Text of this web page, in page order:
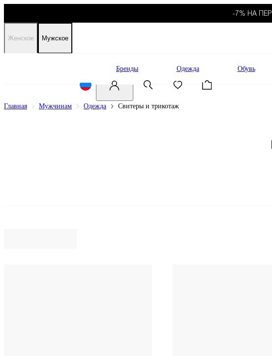
-7% НА
Женское Мужское
Бренды Одежда Обувь
Главная Мужчинам Одежда Свитеры и трикотаж